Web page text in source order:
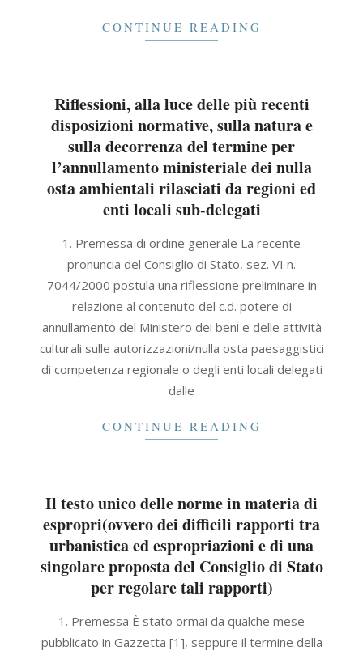
CONTINUE READING
Riflessioni, alla luce delle più recenti
disposizioni normative, sulla natura e
sulla decorrenza del termine per
l’annullamento ministeriale dei nulla
osta ambientali rilasciati da regioni ed
enti locali sub-delegati
1. Premessa di ordine generale La recente
pronuncia del Consiglio di Stato, sez. VI n.
7044/2000 postula una riflessione preliminare in
relazione al contenuto del c.d. potere di
annullamento del Ministero dei beni e delle attività
culturali sulle autorizzazioni/nulla osta paesaggistici
di competenza regionale o degli enti locali delegati
dalle
CONTINUE READING
Il testo unico delle norme in materia di
espropri(ovvero dei difficili rapporti tra
urbanistica ed espropriazioni e di una
singolare proposta del Consiglio di Stato
per regolare tali rapporti)
1. Premessa È stato ormai da qualche mese
pubblicato in Gazzetta [1], seppure il termine della